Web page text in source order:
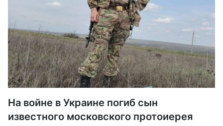
На войне в Украине погиб сын
известного московского протоиерея